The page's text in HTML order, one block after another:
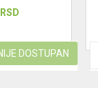
RSD
DOSTUPAN